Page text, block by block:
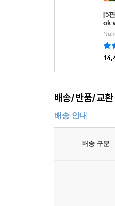
[5
ok
배송/반품/교환
배송 안내
배송 구분